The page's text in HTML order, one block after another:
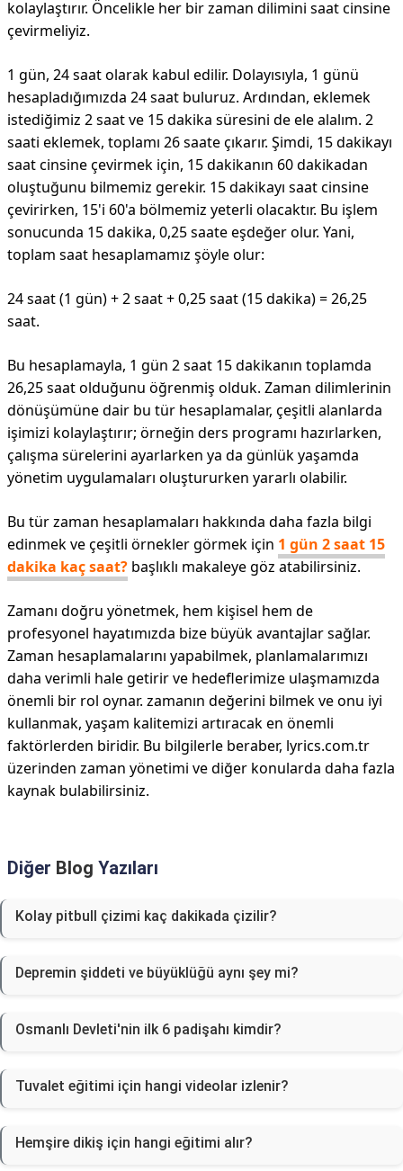
kolaylaştırır. Öncelikle her bir zaman dilimini saat cinsine
çevirmeliyiz.
1 gün, 24 saat olarak kabul edilir. Dolayısıyla, 1 günü
hesapladığımızda 24 saat buluruz. Ardından, eklemek
istediğimiz 2 saat ve 15 dakika süresini de ele alalım. 2
saati eklemek, toplamı 26 saate çıkarır. Şimdi, 15 dakikayı
saat cinsine çevirmek için, 15 dakikanın 60 dakikadan
oluştuğunu bilmemiz gerekir. 15 dakikayı saat cinsine
çevirirken, 15'i 60'a bölmemiz yeterli olacaktır. Bu işlem
sonucunda 15 dakika, 0,25 saate eşdeğer olur. Yani,
toplam saat hesaplamamız şöyle olur:
24 saat (1 gün) + 2 saat + 0,25 saat (15 dakika) = 26,25
saat.
Bu hesaplamayla, 1 gün 2 saat 15 dakikanın toplamda
26,25 saat olduğunu öğrenmiş olduk. Zaman dilimlerinin
dönüşümüne dair bu tür hesaplamalar, çeşitli alanlarda
işimizi kolaylaştırır; örneğin ders programı hazırlarken,
çalışma sürelerini ayarlarken ya da günlük yaşamda
yönetim uygulamaları oluştururken yararlı olabilir.
Bu tür zaman hesaplamaları hakkında daha fazla bilgi
edinmek ve çeşitli örnekler görmek için 1 gün 2 saat 15
dakika kaç saat? başlıklı makaleye göz atabilirsiniz.
Zamanı doğru yönetmek, hem kişisel hem de
profesyonel hayatımızda bize büyük avantajlar sağlar.
Zaman hesaplamalarını yapabilmek, planlamalarımızı
daha verimli hale getirir ve hedeflerimize ulaşmamızda
önemli bir rol oynar. zamanın değerini bilmek ve onu iyi
kullanmak, yaşam kalitemizi artıracak en önemli
faktörlerden biridir. Bu bilgilerle beraber, lyrics.com.tr
üzerinden zaman yönetimi ve diğer konularda daha fazla
kaynak bulabilirsiniz.
Diğer Blog Yazıları
Kolay pitbull çizimi kaç dakikada çizilir?
Depremin şiddeti ve büyüklüğü aynı şey mi?
Osmanlı Devleti'nin ilk 6 padişahı kimdir?
Tuvalet eğitimi için hangi videolar izlenir?
Hemşire dikiş için hangi eğitimi alır?